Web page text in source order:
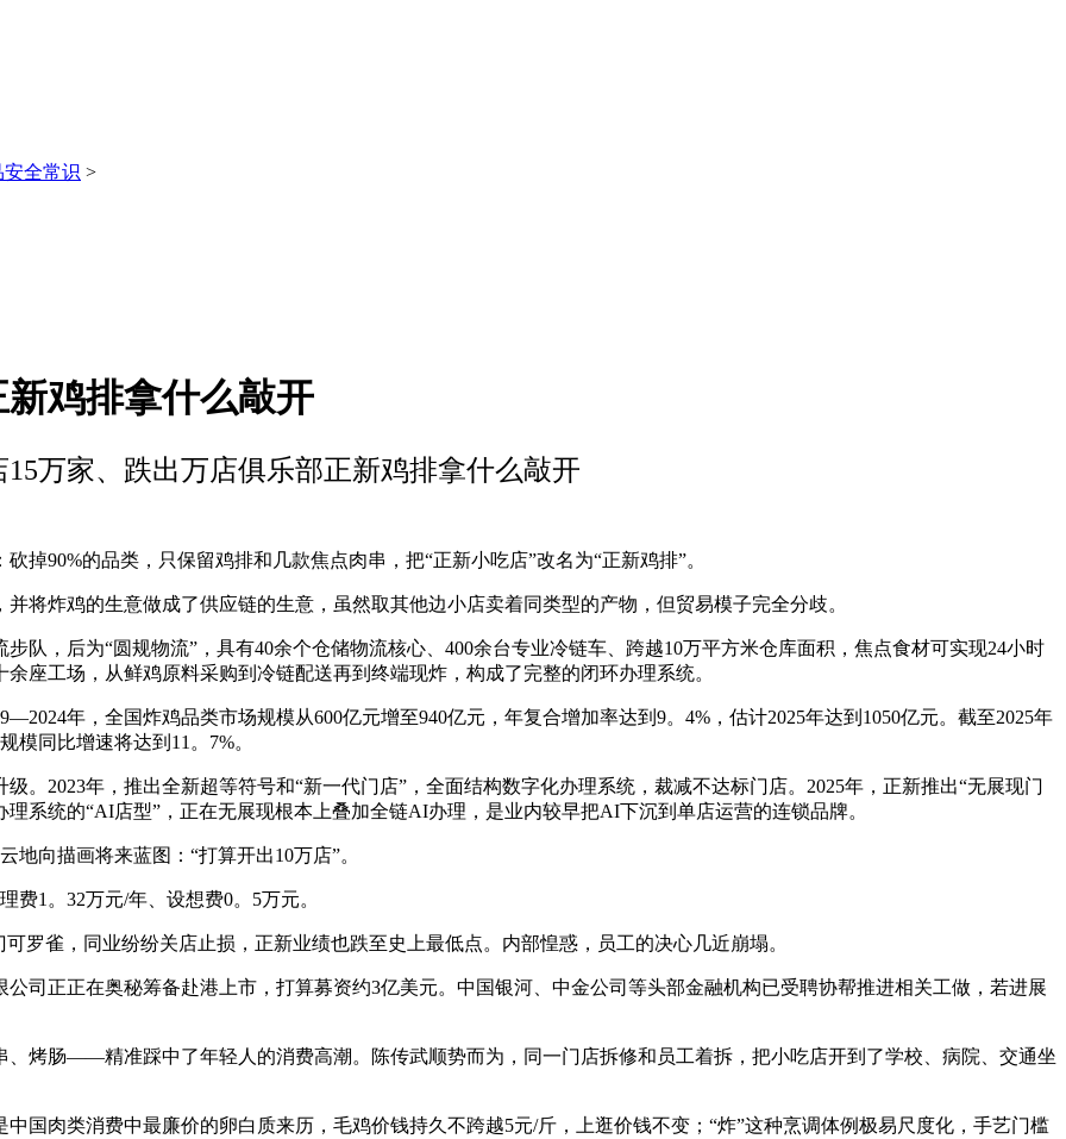
安全常识 >
鸡排拿什么敲开
15万家、跌出万店俱乐部正新鸡排拿什么敲开
90%的品类，只保留鸡排和几款焦点肉串，把“正新小吃店”改名为“正新鸡排”。
炸鸡的生意做成了供应链的生意，虽然取其他边小店卖着同类型的产物，但贸易模子完全分歧。
，后为“圆规物流”，具有40余个仓储物流核心、400余台专业冷链车、跨越10万平方米仓库面积，焦点食材可实现24小时
座工场，从鲜鸡原料采购到冷链配送再到终端现炸，构成了完整的闭环办理系统。
年，全国炸鸡品类市场规模从600亿元增至940亿元，年复合增加率达到9。4%，估计2025年达到1050亿元。截至2025年
模同比增速将达到11。7%。
2023年，推出全新超等符号和“新一代门店”，全面结构数字化办理系统，裁减不达标门店。2025年，正新推出“无展现门
系统的“AI店型”，正在无展现根本上叠加全链AI办理，是业内较早把AI下沉到单店运营的连锁品牌。
向描画将来蓝图：“打算开出10万店”。
1。32万元/年、设想费0。5万元。
雀，同业纷纷关店止损，正新业绩也跌至史上最低点。内部惶惑，员工的决心几近崩塌。
正正在奥秘筹备赴港上市，打算募资约3亿美元。中国银河、中金公司等头部金融机构已受聘协帮推进相关工做，若进展
肠——精准踩中了年轻人的消费高潮。陈传武顺势而为，同一门店拆修和员工着拆，把小吃店开到了学校、病院、交通坐
肉类消费中最廉价的卵白质来历，毛鸡价钱持久不跨越5元/斤，上逛价钱不变；“炸”这种烹调体例极易尺度化，手艺门槛